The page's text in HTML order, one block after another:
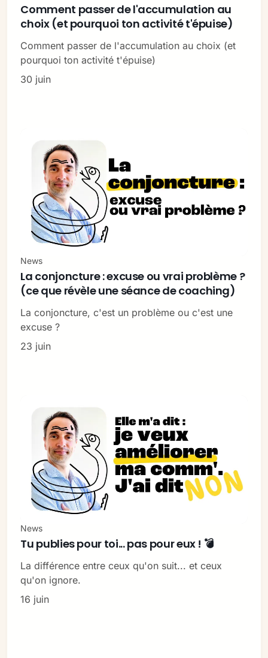
Comment passer de l'accumulation au
choix (et pourquoi ton activité t'épuise)
Comment passer de l'accumulation au choix (et
pourquoi ton activité t'épuise)
30 juin
News
La conjoncture : excuse ou vrai problème ?
(ce que révèle une séance de coaching)
La conjoncture, c'est un problème ou c'est une
excuse ?
23 juin
News
Tu publies pour toi... pas pour eux ! 💣
La différence entre ceux qu'on suit... et ceux
qu'on ignore.
16 juin